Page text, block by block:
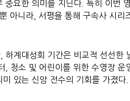
중요한 의미를 지닌다. 특히 이
아니라, 서평을 통해 구속사 시
하계대성회 기간은 비교적 선선
, 청소 및 어린이를 위한 수영장
있는 신앙 전수의 기회를 가졌다.